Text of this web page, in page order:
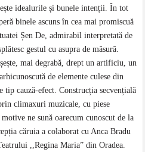
idealurile și bunele intenții. În tot
binele ascuns în cea mai promiscuă
Șen De, admirabil interpretată de
gestul cu asupra de măsură.
mai degrabă, drept un artificiu, un
de elemente culese din
cauză-efect. Construcția secvențială
climaxuri muzicale, cu piese
ne sună oarecum cunoscut de la
căruia a colaborat cu Anca Bradu
,,Regina Maria” din Oradea.